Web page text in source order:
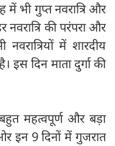
में भी गुप्त नवरा‍त्रि और
नवरात्र‍ि की परंपरा और
में शारदीय
इस दिन माता दुर्गा की
महत्वपूर्ण और बड़ा
इन 9 दिनों में गुजरात